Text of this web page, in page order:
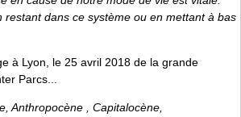
restant dans ce système ou en mettant à bas
à Lyon, le 25 avril 2018 de la grande
Parcs...
Anthropocène , Capitalocène,